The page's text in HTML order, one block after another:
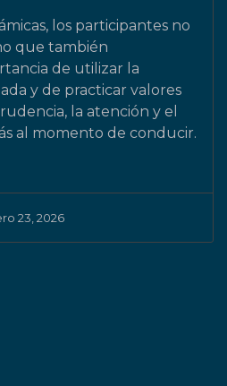
los participantes no
que también
de utilizar la
y de practicar valores
la atención y el
al momento de conducir.
23, 2026